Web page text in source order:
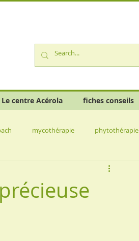
Le centre Acérola fiches conseils
mycothérapie phytothérapie